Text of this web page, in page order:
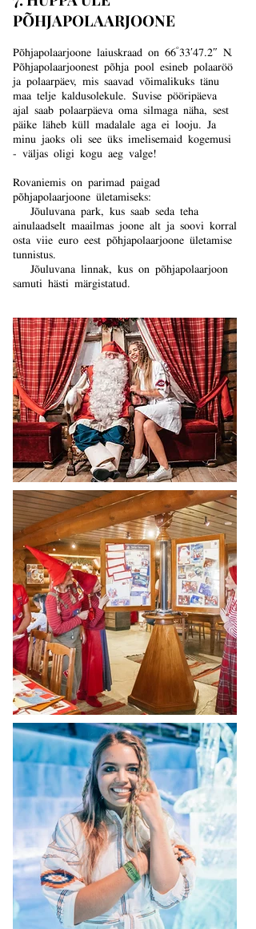
PÕHJAPOLAARJOONE
Põhjapolaarjoone laiuskraad on 66°33′47.2″ N.
Põhjapolaarjoonest põhja pool esineb polaaröö
ja polaarpäev, mis saavad võimalikuks tänu
maa telje kaldusolekule. Suvise pööripäeva
ajal saab polaarpäeva oma silmaga näha, sest
päike läheb küll madalale aga ei looju. Ja
minu jaoks oli see üks imelisemaid kogemusi
- väljas oligi kogu aeg valge!​
Rovaniemis on parimad paigad
põhjapolaarjoone ületamiseks:
Jõuluvana park, kus saab seda teha
ainulaadselt maailmas joone alt ja soovi korral
osta viie euro eest põhjapolaarjoone ületamise
tunnistus.
Jõuluvana linnak, kus on põhjapolaarjoon
samuti hästi märgistatud.